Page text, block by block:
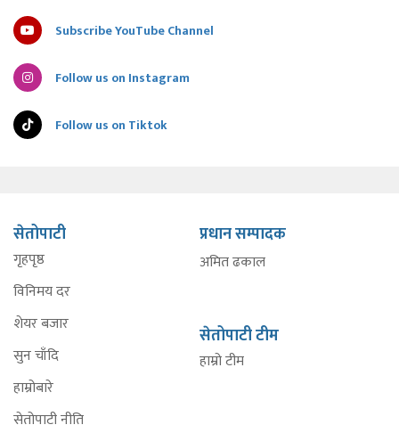
Subscribe YouTube Channel
Follow us on Instagram
Follow us on Tiktok
सेतोपाटी
गृहपृष्ठ
विनिमय दर
शेयर बजार
सुन चाँदि
हाम्रोबारे
सेतोपाटी नीति
प्रधान सम्पादक
अमित ढकाल
सेतोपाटी टीम
हाम्रो टीम